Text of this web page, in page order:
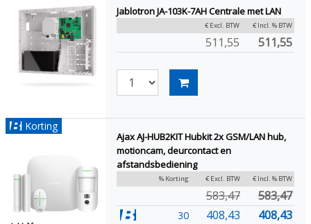
Jablotron JA-103K-7AH Centrale met LAN
€ Excl. BTW € Incl. % BTW
511,55 511,55
Korting
Ajax AJ-HUB2KIT Hubkit 2x GSM/LAN hub,
motioncam, deurcontact en
afstandsbediening
% Korting € Excl. BTW € Incl. % BTW
583,47 583,47
30 408,43 408,43